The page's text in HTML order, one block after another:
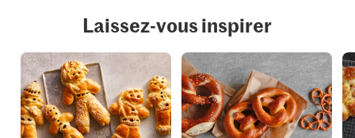
Laissez-vous inspirer